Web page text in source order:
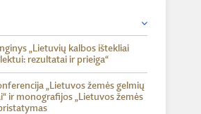
„Lietuvių kalbos ištekliai
rezultatai ir prieiga“
„Lietuvos žemės gelmių
ir monografijos „Lietuvos žemės